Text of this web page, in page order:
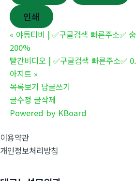
인쇄
« 야동티비 | ✅구글검색 빠른주소✅
200%
빨간비디오 | ✅구글검색 빠른주소✅
아지트 »
목록보기 답글쓰기
글수정 글삭제
Powered by KBoard
이용약관
개인정보처리방침